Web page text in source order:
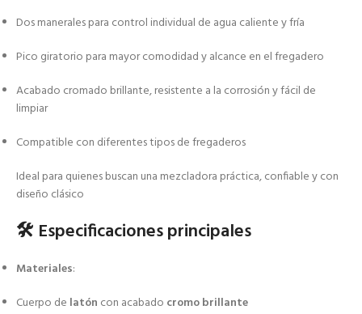
Dos manerales para control individual de agua caliente y fría
Pico giratorio para mayor comodidad y alcance en el fregadero
Acabado cromado brillante, resistente a la corrosión y fácil de
limpiar
Compatible con diferentes tipos de fregaderos
Ideal para quienes buscan una mezcladora práctica, confiable y con
diseño clásico
🛠️ Especificaciones principales
Materiales:
Cuerpo de latón con acabado cromo brillante